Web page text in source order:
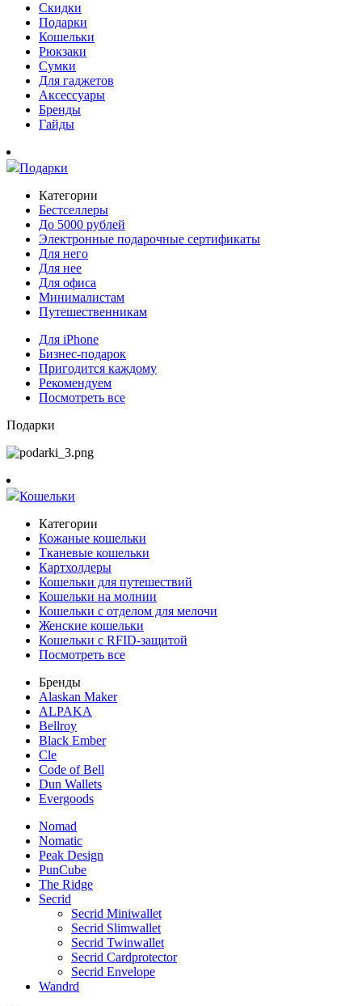
Скидки
Подарки
Кошельки
Рюкзаки
Сумки
Для гаджетов
Аксессуары
Бренды
Гайды
Подарки
Категории
Бестселлеры
До 5000 рублей
Электронные подарочные сертификаты
Для него
Для нее
Для офиса
Минималистам
Путешественникам
Для iPhone
Бизнес-подарок
Пригодится каждому
Рекомендуем
Посмотреть все
Подарки
Кошельки
Категории
Кожаные кошельки
Тканевые кошельки
Картхолдеры
Кошельки для путешествий
Кошельки на молнии
Кошельки с отделом для мелочи
Женские кошельки
Кошельки с RFID-защитой
Посмотреть все
Бренды
Alaskan Maker
ALPAKA
Bellroy
Black Ember
Cle
Code of Bell
Dun Wallets
Evergoods
Nomad
Nomatic
Peak Design
PunCube
The Ridge
Secrid
Secrid Miniwallet
Secrid Slimwallet
Secrid Twinwallet
Secrid Cardprotector
Secrid Envelope
Wandrd